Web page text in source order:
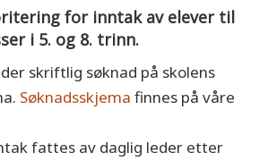
for inntak av elever til
i 5. og 8. trinn.
skriftlig søknad på skolens
Søknadsskjema finnes på våre
fattes av daglig leder etter